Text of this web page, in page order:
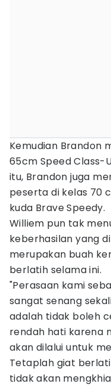
Kemudian Brandon
65cm Speed Class-
itu, Brandon juga
peserta di kelas 70
kuda Brave Speedy.
Williem pun tak
keberhasilan yang
merupakan buah
berlatih selama ini.
"Perasaan kami
sangat senang
adalah tidak boleh
rendah hati karena
akan dilalui untuk
Tetaplah giat
tidak akan